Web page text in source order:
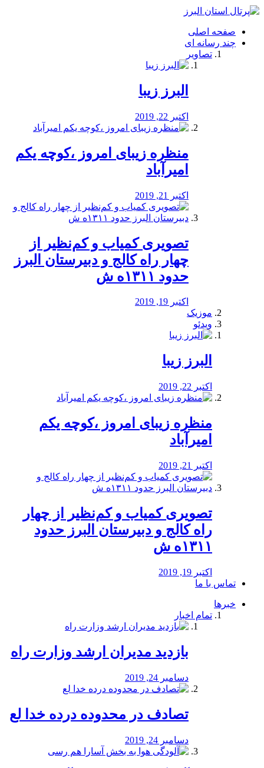
فصد
شرق
تهران
خشکشویی
صفحه اصلی
چند رسانه ای
تصاویر
البرز زیبا
اکتبر 22, 2019
منظره‌‌ زیبای امروز ،کوچه یکم
امیرآباد
اکتبر 21, 2019
️تصویری کمیاب و کم‌نظیر از
چهار راه كالج و دبيرستان البرز
حدود ۱۳۱۱ه ش
اکتبر 19, 2019
موزیک
ویدئو
البرز زیبا
اکتبر 22, 2019
منظره‌‌ زیبای امروز ،کوچه یکم
امیرآباد
اکتبر 21, 2019
️تصویری کمیاب و کم‌نظیر از چهار
راه كالج و دبيرستان البرز حدود
۱۳۱۱ه ش
اکتبر 19, 2019
تماس با ما
خبرها
تمام اخبار
بازدید مدیران ارشد وزارت راه
دسامبر 24, 2019
تصادف در محدوده درده خدا لع
دسامبر 24, 2019